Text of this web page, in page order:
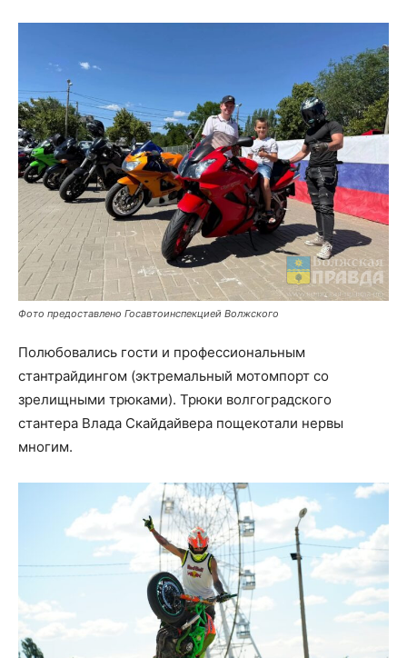
Фото предоставлено Госавтоинспекцией Волжского
Полюбовались гости и профессиональным
стантрайдингом (эктремальный мотомпорт со
зрелищными трюками). Трюки волгоградского
стантера Влада Скайдайвера пощекотали нервы
многим.